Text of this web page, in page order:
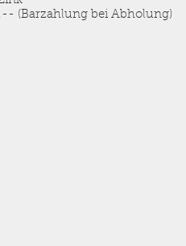
(Barzahlung bei Abholung)